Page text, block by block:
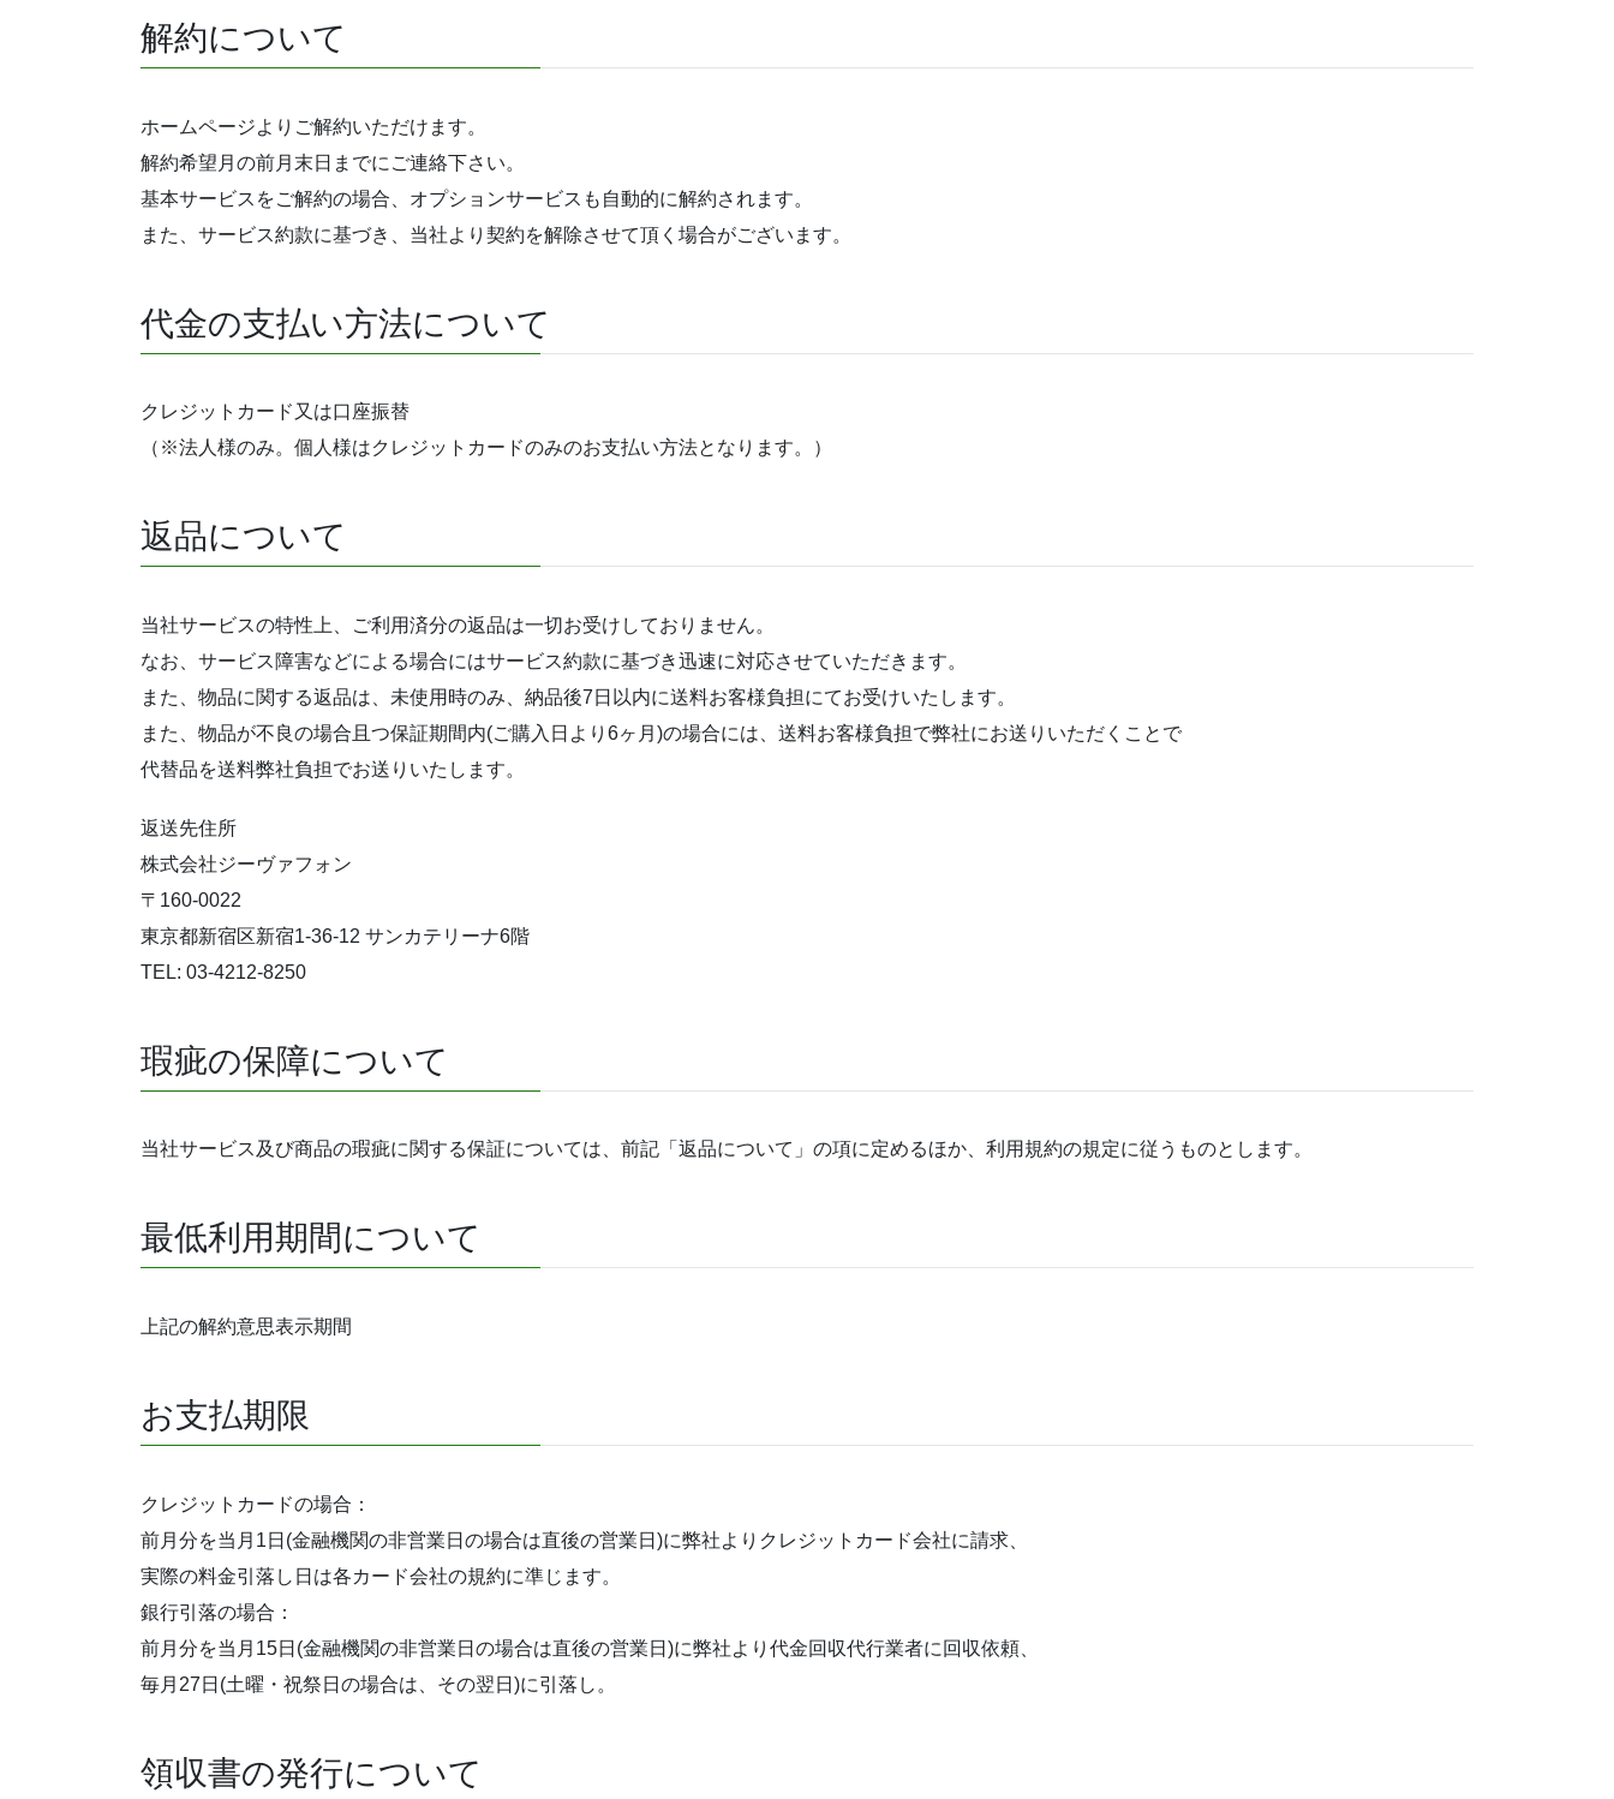
解約について
ホームページよりご解約いただけます。
解約希望月の前月末日までにご連絡下さい。
基本サービスをご解約の場合、オプションサービスも自動的に解約されます。
また、サービス約款に基づき、当社より契約を解除させて頂く場合がございます。
代金の支払い方法について
クレジットカード又は口座振替
（※法人様のみ。個人様はクレジットカードのみのお支払い方法となります。）
返品について
当社サービスの特性上、ご利用済分の返品は一切お受けしておりません。
なお、サービス障害などによる場合にはサービス約款に基づき迅速に対応させていただきます。
また、物品に関する返品は、未使用時のみ、納品後7日以内に送料お客様負担にてお受けいたします。
また、物品が不良の場合且つ保証期間内(ご購入日より6ヶ月)の場合には、送料お客様負担で弊社にお送りいただくことで
代替品を送料弊社負担でお送りいたします。
返送先住所
株式会社ジーヴァフォン
〒160-0022
東京都新宿区新宿1-36-12 サンカテリーナ6階
TEL: 03-4212-8250
瑕疵の保障について
当社サービス及び商品の瑕疵に関する保証については、前記「返品について」の項に定めるほか、利用規約の規定に従うものとします。
最低利用期間について
上記の解約意思表示期間
お支払期限
クレジットカードの場合：
前月分を当月1日(金融機関の非営業日の場合は直後の営業日)に弊社よりクレジットカード会社に請求、
実際の料金引落し日は各カード会社の規約に準じます。
銀行引落の場合：
前月分を当月15日(金融機関の非営業日の場合は直後の営業日)に弊社より代金回収代行業者に回収依頼、
毎月27日(土曜・祝祭日の場合は、その翌日)に引落し。
領収書の発行について